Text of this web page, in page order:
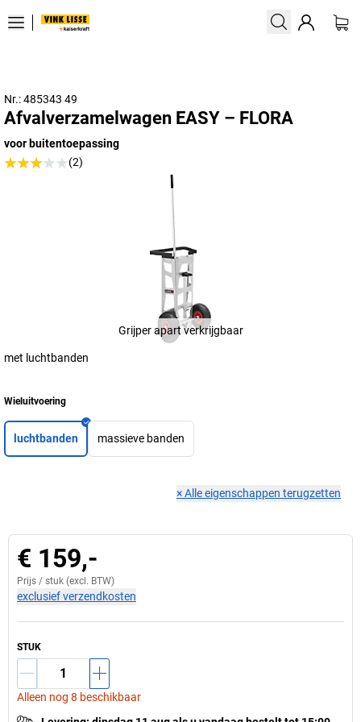
Nr.: 485343 49
Afvalverzamelwagen EASY – FLORA
voor buitentoepassing
(2)
Grijper apart verkrijgbaar
met luchtbanden
Wieluitvoering
luchtbanden massieve banden
×Alle eigenschappen terugzetten
€ 159,-
Prijs / stuk (excl. BTW)
exclusief verzendkosten
STUK
Alleen nog 8 beschikbaar